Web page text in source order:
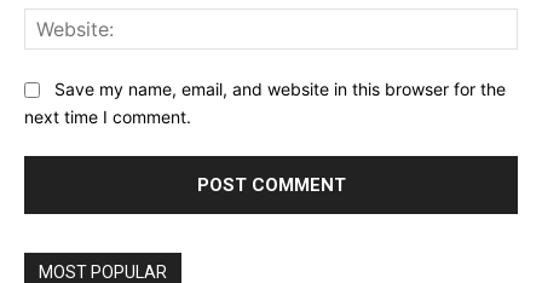
Save my name, email, and website in this browser for the
next time I comment.
MOST POPULAR